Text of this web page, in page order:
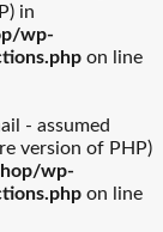
in
wp-
on line
- assumed
version of PHP)
wp-
on line
イッタラ
ルミナラ
めギフト
築祝おすすめギフト
カトラリー人気ル
ランキング